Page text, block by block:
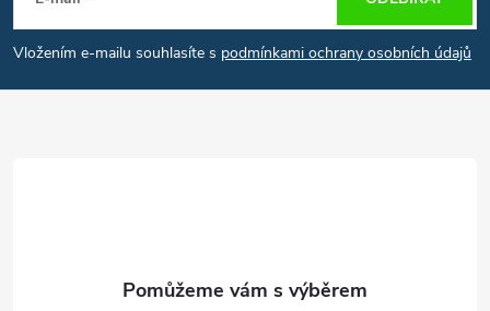
pVložením e-mailu souhlasíte s podmínkami ochrany osobních údajů